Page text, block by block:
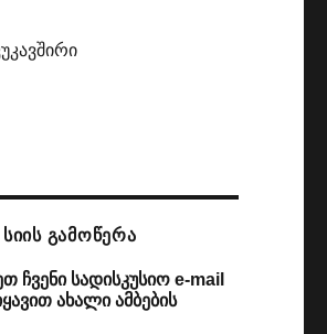
ᲒᲐᲛᲝᲬᲔᲠᲐ
ჩვენი სადისკუსიო e-mail
ახალი ამბების